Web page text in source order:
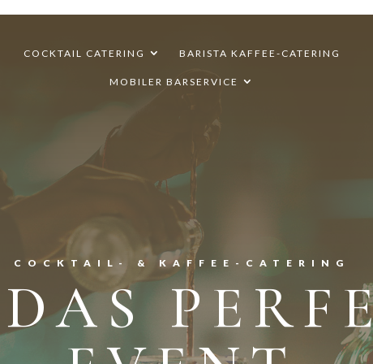
COCKTAIL CATERING BARISTA KAFFEE-CATERING
MOBILER BARSERVICE
COCKTAIL- & KAFFEE-CATERING